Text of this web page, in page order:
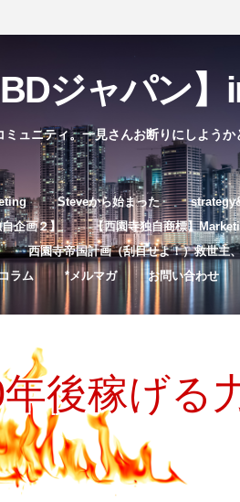
ジャパン】
ュニティ。一見さんお断りにしようか
Steveから始まった
企画２】
【西園寺独自商標】
西園寺帝国計画（刮目せよ！）救世主
コラム *メルマガ お問い合わせ
後稼げる